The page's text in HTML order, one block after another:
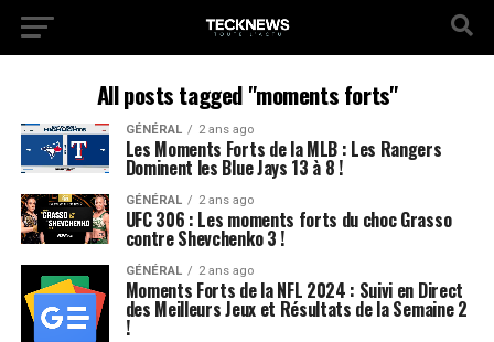
All posts tagged "moments forts"
GÉNÉRAL 2 ans ago
Les Moments Forts de la MLB : Les Rangers
Dominent les Blue Jays 13 à 8 !
GÉNÉRAL 2 ans ago
UFC 306 : Les moments forts du choc Grasso
contre Shevchenko 3 !
GÉNÉRAL 2 ans ago
Moments Forts de la NFL 2024 : Suivi en Direct
des Meilleurs Jeux et Résultats de la Semaine 2
!